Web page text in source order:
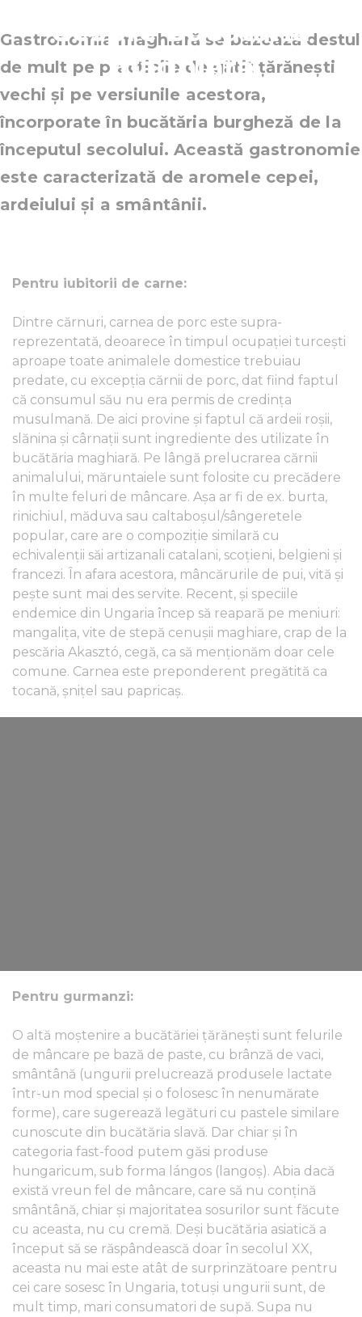
despre bucătăria
maghiară
Gastronomia maghiară se bazează destul
de mult pe practicile de gătit țărăneşti
vechi și pe versiunile acestora,
încorporate în bucătăria burgheză de la
începutul secolului. Această gastronomie
este caracterizată de aromele cepei,
ardeiului și a smântânii.
Pentru iubitorii de carne:
Dintre cărnuri, carnea de porc este supra-
reprezentată, deoarece în timpul ocupației turcești
aproape toate animalele domestice trebuiau
predate, cu excepția cărnii de porc, dat fiind faptul
că consumul său nu era permis de credinţa
musulmană. De aici provine și faptul că ardeii roșii,
slănina și cârnații sunt ingrediente des utilizate în
bucătăria maghiară. Pe lângă prelucrarea cărnii
animalului, măruntaiele sunt folosite cu precădere
în multe feluri de mâncare. Așa ar fi de ex. burta,
rinichiul, măduva sau caltaboşul/sângeretele
popular, care are o compoziție similară cu
echivalenţii săi artizanali catalani, scoțieni, belgieni și
francezi. În afara acestora, mâncărurile de pui, vită și
pește sunt mai des servite. Recent, și speciile
endemice din Ungaria încep să reapară pe meniuri:
mangaliţa, vite de stepă cenușii maghiare, crap de la
pescăria Akasztó, cegă, ca să menționăm doar cele
comune. Carnea este preponderent pregătită ca
tocană, şniţel sau papricaş.
Pentru gurmanzi:
O altă moștenire a bucătăriei țărănești sunt felurile
de mâncare pe bază de paste, cu brânză de vaci,
smântână (ungurii prelucrează produsele lactate
într-un mod special și o folosesc în nenumărate
forme), care sugerează legături cu pastele similare
cunoscute din bucătăria slavă. Dar chiar şi în
categoria fast-food putem găsi produse
hungaricum, sub forma lángos (langoș). Abia dacă
există vreun fel de mâncare, care să nu conţină
smântână, chiar și majoritatea sosurilor sunt făcute
cu aceasta, nu cu cremă. Deși bucătăria asiatică a
început să se răspândească doar în secolul XX,
aceasta nu mai este atât de surprinzătoare pentru
cei care sosesc în Ungaria, totuși ungurii sunt, de
mult timp, mari consumatori de supă. Supa nu